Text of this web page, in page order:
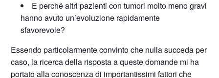
E perché altri pazienti con tumori molto meno gravi
hanno avuto un’evoluzione rapidamente
sfavorevole?
Essendo particolarmente convinto che nulla succeda per
caso, la ricerca della risposta a queste domande mi ha
portato alla conoscenza di importantissimi fattori che